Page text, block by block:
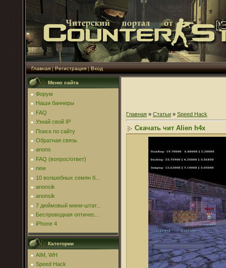
Главная|Регистрация|Вход
Меню сайта
Форум
Наши баннеры
FAQ
Узнай свой IP
Поиск по сайту
Обратная связь
anons
FAQ (вопрос/ответ)
new
10 волшебных семян б...
anonsik
anonsik
7 дюймовый мини-штат...
Беспроводная оптичес...
iPhone 4
Категории
AIM, WH
Speed Hack
Главная » Статьи » Speed Hack
Скачать чит Alien h4x